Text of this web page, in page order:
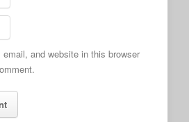
and website in this browser